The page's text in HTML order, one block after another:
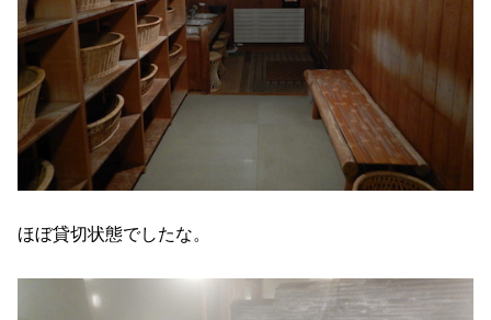
ほぼ貸切状態でしたな。